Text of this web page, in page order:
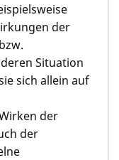
der
Situation
sich allein auf
der
der